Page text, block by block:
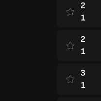
2
1
2
1
3
1